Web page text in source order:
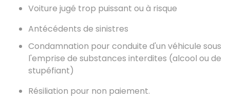
Voiture jugé trop puissant ou à risque
Antécédents de sinistres
Condamnation pour conduite d'un véhicule sous
l'emprise de substances interdites (alcool ou de
stupéfiant)
Résiliation pour non paiement.